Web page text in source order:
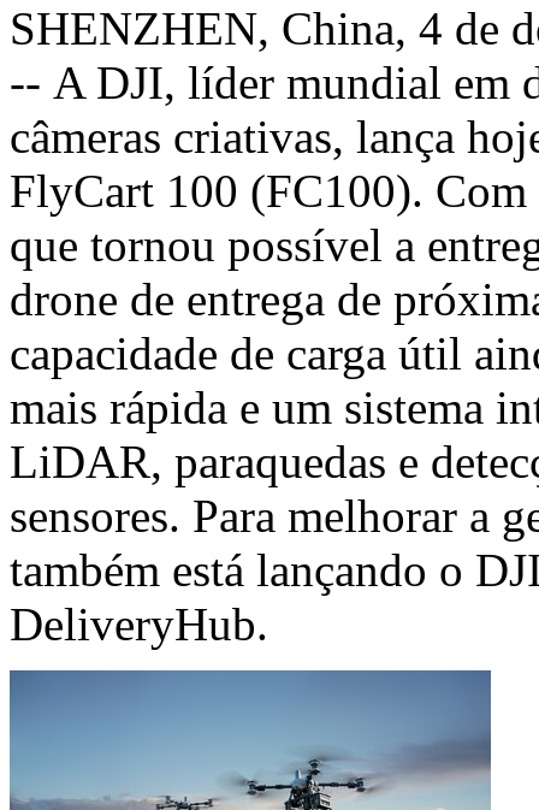
SHENZHEN, China, 4 de
-- A DJI, líder mundial em
câmeras criativas, lança
FlyCart 100 (FC100).
que tornou possível a
drone de entrega de
capacidade de carga útil
mais rápida e um sistema
LiDAR, paraquedas e
sensores. Para melhorar a
também está lançando o
DeliveryHub.